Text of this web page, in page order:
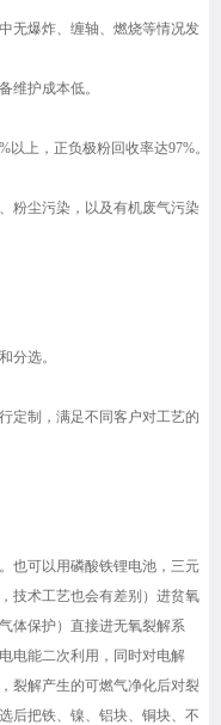
无爆炸、缠轴、燃烧等情况发
维护成本低。
上，正负极粉回收率达97%。
粉尘污染，以及有机废气污染
分选。
定制，满足不同客户对工艺的
也可以用磷酸铁锂电池，三元
技术工艺也会有差别）进贫氧
体保护）直接进无氧裂解系
电能二次利用，同时对电解
裂解产生的可燃气净化后对裂
后把铁、镍、铝块、铜块、不